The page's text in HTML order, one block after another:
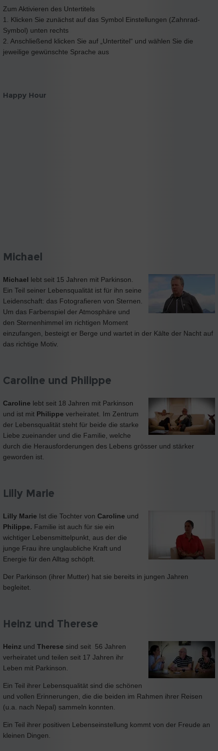
Zum Aktivieren des Untertitels
1. Klicken Sie zunächst auf das Symbol Einstellungen (Zahnrad-
Symbol) unten rechts
2. Anschließend klicken Sie auf „Untertitel“ und wählen Sie die
jeweilige gewünschte Sprache aus
Happy Hour
Michael
Michael lebt seit 15 Jahren mit Parkinson.
Ein Teil seiner Lebensqualität ist für ihn seine
Leidenschaft: das Fotografieren von Sternen.
Um das Farbenspiel der Atmosphäre und
den Sternenhimmel im richtigen Moment
einzufangen, besteigt er Berge und wartet in der Kälte der Nacht auf
das richtige Motiv.
Caroline und Philippe
Caroline lebt seit 18 Jahren mit Parkinson
und ist mit Philippe verheiratet. Im Zentrum
der Lebensqualität steht für beide die starke
Liebe zueinander und die Familie, welche
durch die Herausforderungen des Lebens grösser und stärker
geworden ist.
Lilly Marie
Lilly Marie Ist die Tochter von Caroline und
Philippe. Familie ist auch für sie ein
wichtiger Lebensmittelpunkt, aus der die
junge Frau ihre unglaubliche Kraft und
Energie für den Alltag schöpft.
Der Parkinson (ihrer Mutter) hat sie bereits in jungen Jahren
begleitet.
Heinz und Therese
Heinz und Therese sind seit 56 Jahren
verheiratet und teilen seit 17 Jahren ihr
Leben mit Parkinson.
Ein Teil ihrer Lebensqualität sind die schönen
und vollen Erinnerungen, die die beiden im Rahmen ihrer Reisen
(u.a. nach Nepal) sammeln konnten.
Ein Teil ihrer positiven Lebenseinstellung kommt von der Freude an
kleinen Dingen.